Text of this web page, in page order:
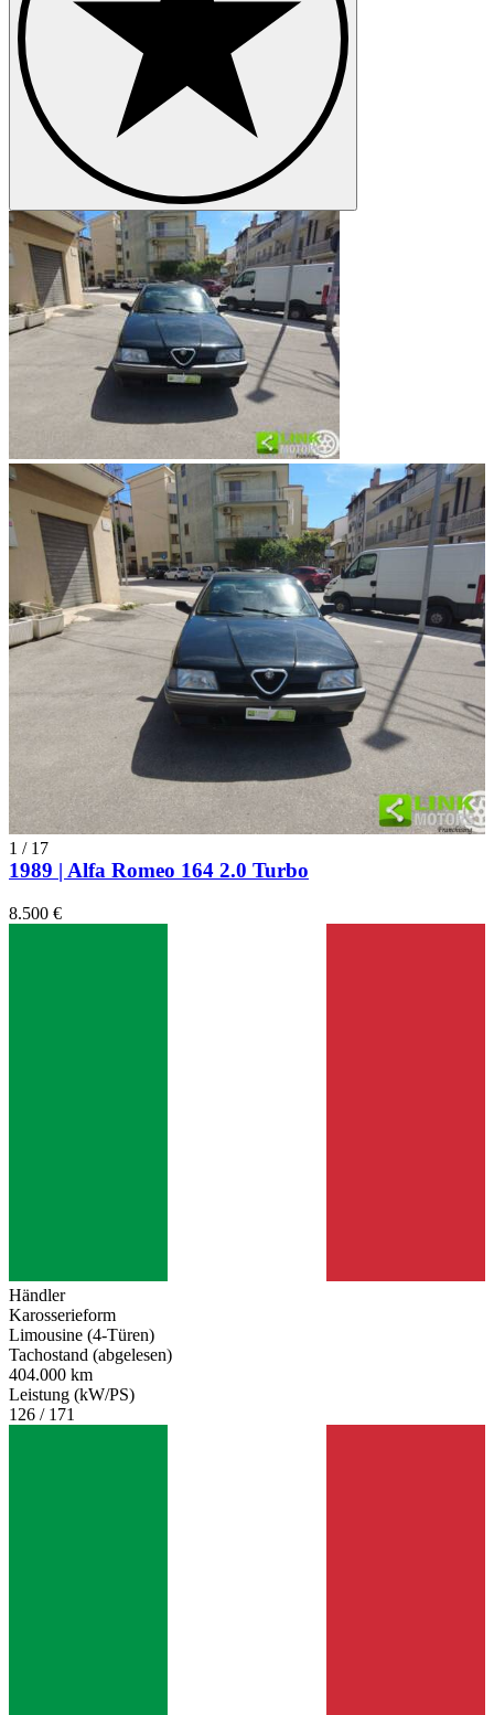
1 / 17
1989 | Alfa Romeo 164 2.0 Turbo
8.500 €
Händler
Karosserieform
Limousine (4-Türen)
Tachostand (abgelesen)
404.000 km
Leistung (kW/PS)
126 / 171